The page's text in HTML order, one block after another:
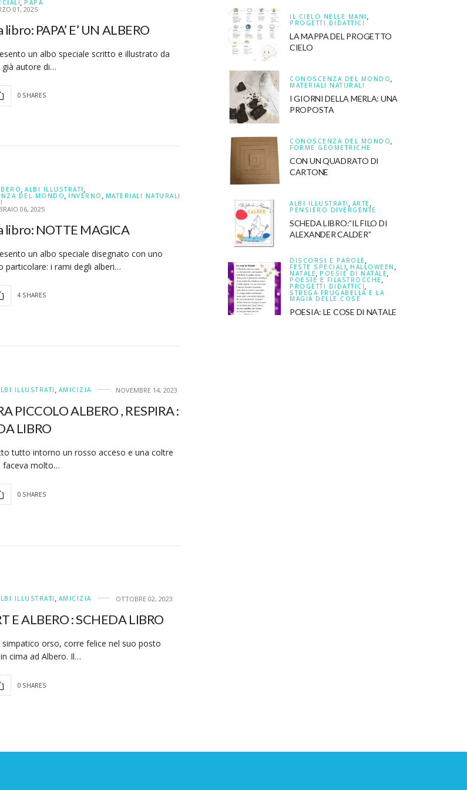
, PAPÀ
01, 2025
libro: PAPA’ E’ UN ALBERO
un albo speciale scritto e illustrato da
già autore di…
0 SHARES
, ALBI ILLUSTRATI ,
DEL MONDO, INVERNO , MATERIALI NATURALI
06, 2025
libro: NOTTE MAGICA
un albo speciale disegnato con uno
particolare: i rami degli alberi…
4 SHARES
ILLUSTRATI , AMICIZIA NOVEMBRE 14, 2023
PICCOLO ALBERO , RESPIRA :
LIBRO
tutto intorno un rosso acceso e una coltre
faceva molto…
0 SHARES
ILLUSTRATI , AMICIZIA OTTOBRE 02, 2023
E ALBERO : SCHEDA LIBRO
simpatico orso, corre felice nel suo posto
cima ad Albero. Il…
0 SHARES
IL CIELO NELLE MANI ,
PROGETTI DIDATTICI
LA MAPPA DEL PROGETTO
CIELO
CONOSCENZA DEL MONDO,
MATERIALI NATURALI
I GIORNI DELLA MERLA: UNA
PROPOSTA
CONOSCENZA DEL MONDO,
FORME GEOMETRICHE
CON UN QUADRATO DI
CARTONE
ALBI ILLUSTRATI , ARTE ,
PENSIERO DIVERGENTE
SCHEDA LIBRO:”IL FILO DI
ALEXANDER CALDER”
DISCORSI E PAROLE ,
FESTE SPECIALI, HALLOWEEN ,
NATALE, POESIE DI NATALE,
POESIE E FILASTROCCHE ,
PROGETTI DIDATTICI,
STREGA FRUGABELLA E LA
MAGIA DELLE COSE
POESIA: LE COSE DI NATALE